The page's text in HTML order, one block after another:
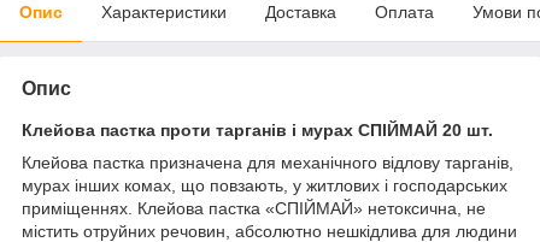
Опис Характеристики Доставка Оплата Умови
Опис
Клейова пастка проти тарганів і мурах СПІЙМАЙ 20 шт.
Клейова пастка призначена для механічного відлову тарганів,
мурах інших комах, що повзають, у житлових і господарських
приміщеннях. Клейова пастка «СПІЙМАЙ» нетоксична, не
містить отруйних речовин, абсолютно нешкідлива для людини